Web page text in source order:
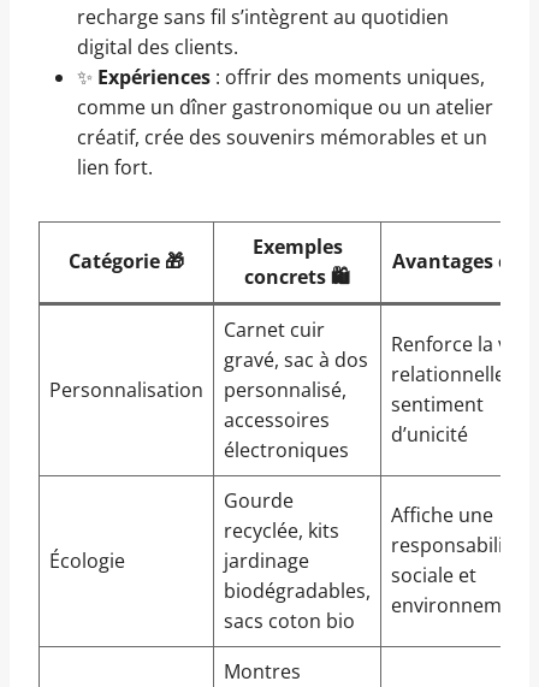
recharge sans fil s’intègrent au quotidien
digital des clients.
✨ Expériences : offrir des moments uniques,
comme un dîner gastronomique ou un atelier
créatif, crée des souvenirs mémorables et un
lien fort.
Catégorie 🎁
Exemples
concrets 🛍️
Avantages clés
Personnalisation
Carnet cuir
gravé, sac à dos
personnalisé,
accessoires
électroniques
Renforce la
relationnelle et
sentiment
d’unicité
Écologie
Gourde
recyclée, kits
jardinage
biodégradables,
sacs coton bio
Affiche une
responsabilité
sociale et
Montres